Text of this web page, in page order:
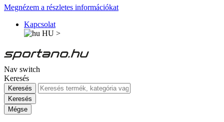
Megnézem a részletes információkat
Kapcsolat
HU >
Nav switch
Keresés
Keresés
Keresés
Mégse